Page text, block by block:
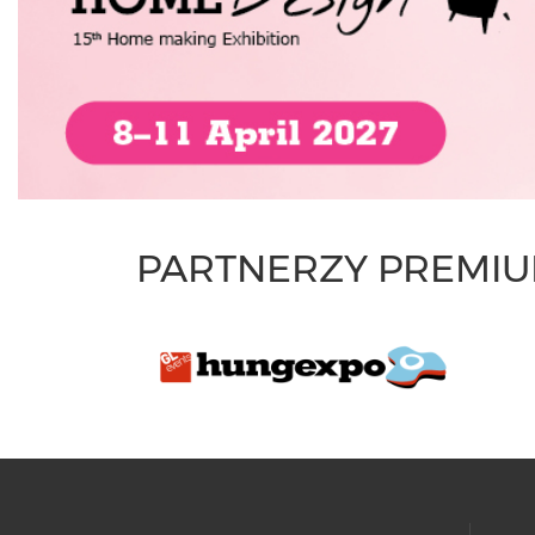
PARTNERZY